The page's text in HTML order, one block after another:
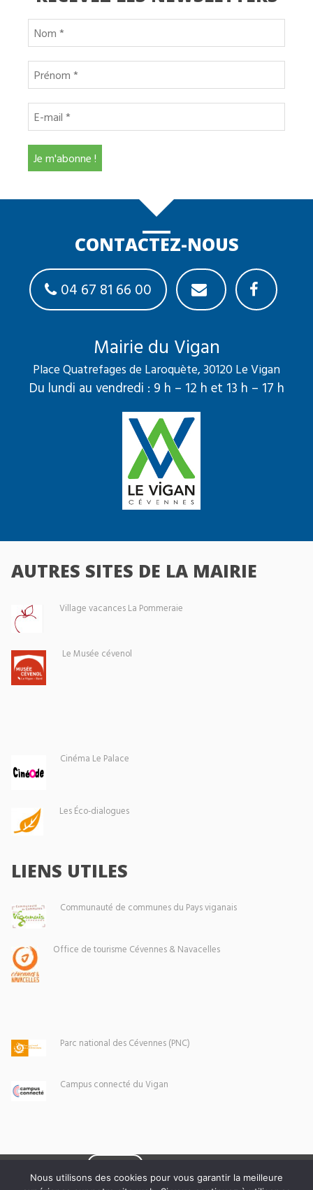
CONTACTEZ-NOUS
04 67 81 66 00
Mairie du Vigan
Place Quatrefages de Laroquète, 30120 Le Vigan
Du lundi au vendredi : 9 h – 12 h et 13 h – 17 h
AUTRES SITES DE LA MAIRIE
Village vacances La Pommeraie
Le Musée cévenol
Cinéma Le Palace
Les Éco-dialogues
LIENS UTILES
Communauté de communes du Pays viganais
Office de tourisme Cévennes & Navacelles
Parc national des Cévennes (PNC)
Campus connecté du Vigan
Nous utilisons des cookies pour vous garantir la meilleure